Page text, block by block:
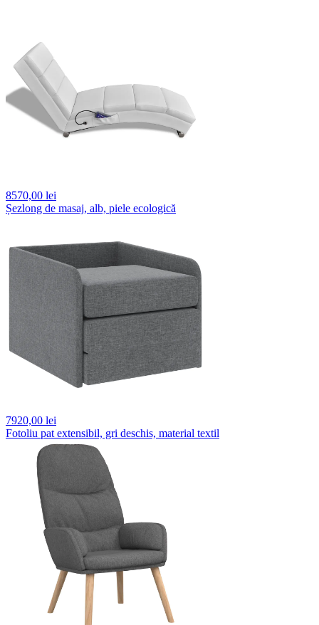
8570,00 lei
Șezlong de masaj, alb, piele ecologică
7920,00 lei
Fotoliu pat extensibil, gri deschis, material textil